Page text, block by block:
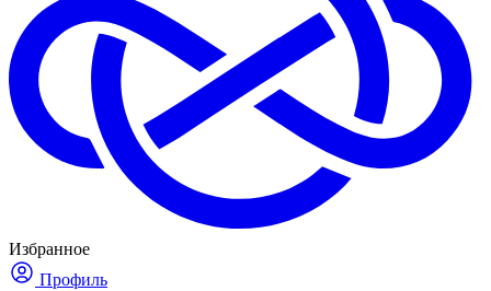
Избранное
Профиль